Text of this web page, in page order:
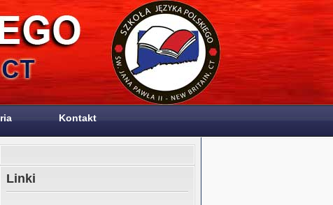
Kontakt
Linki